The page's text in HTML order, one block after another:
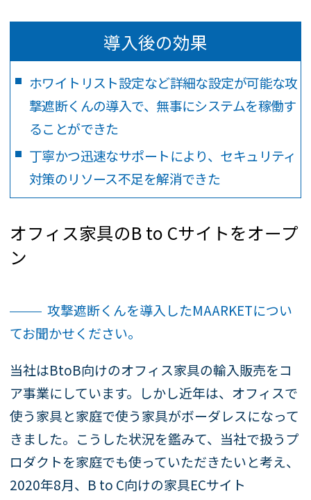
導入後の効果
ホワイトリスト設定など詳細な設定が可能な攻
撃遮断くんの導入で、無事にシステムを稼働す
ることができた
丁寧かつ迅速なサポートにより、セキュリティ
対策のリソース不足を解消できた
オフィス家具のB to Cサイトをオープ
ン
攻撃遮断くんを導入したMAARKETについ
てお聞かせください。
当社はBtoB向けのオフィス家具の輸入販売をコ
ア事業にしています。しかし近年は、オフィスで
使う家具と家庭で使う家具がボーダレスになって
きました。こうした状況を鑑みて、当社で扱うプ
ロダクトを家庭でも使っていただきたいと考え、
2020年8月、B to C向けの家具ECサイト